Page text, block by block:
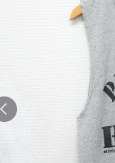
発送について
Search by Hotword